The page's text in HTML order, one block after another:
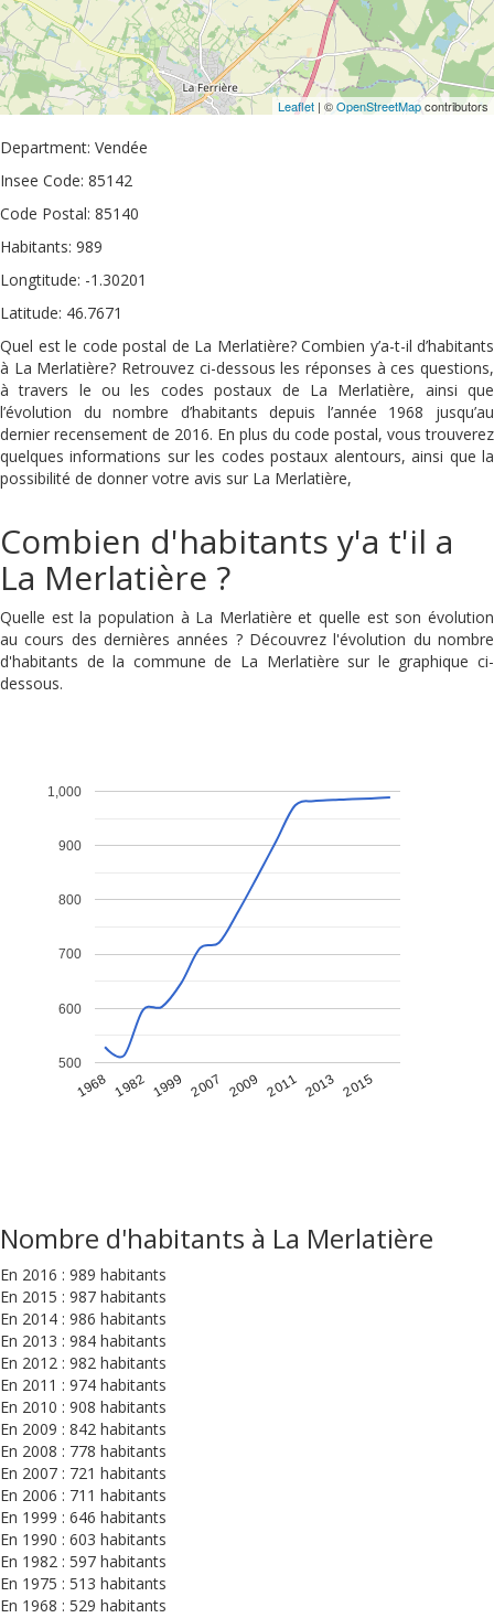
Leaflet | ©OpenStreetMapcontributors
Department: Vendée
Insee Code: 85142
Code Postal: 85140
Habitants: 989
Longtitude: -1.30201
Latitude: 46.7671
Quel est le code postal de La Merlatière? Combien y’a-t-il d’habitants
à La Merlatière? Retrouvez ci-dessous les réponses à ces questions,
à travers le ou les codes postaux de La Merlatière, ainsi que
l’évolution du nombre d’habitants depuis l’année 1968 jusqu’au
dernier recensement de 2016. En plus du code postal, vous trouverez
quelques informations sur les codes postaux alentours, ainsi que la
possibilité de donner votre avis sur La Merlatière,
Combien d'habitants y'a t'il a
La Merlatière ?
Quelle est la population à La Merlatière et quelle est son évolution
au cours des dernières années ? Découvrez l'évolution du nombre
d'habitants de la commune de La Merlatière sur le graphique ci-
dessous.
1968 1982 1999 2007 2009 2011 2013 2015
500
600
700
800
900
1,000
Nombre d'habitants à La Merlatière
En 2016 : 989 habitants
En 2015 : 987 habitants
En 2014 : 986 habitants
En 2013 : 984 habitants
En 2012 : 982 habitants
En 2011 : 974 habitants
En 2010 : 908 habitants
En 2009 : 842 habitants
En 2008 : 778 habitants
En 2007 : 721 habitants
En 2006 : 711 habitants
En 1999 : 646 habitants
En 1990 : 603 habitants
En 1982 : 597 habitants
En 1975 : 513 habitants
En 1968 : 529 habitants